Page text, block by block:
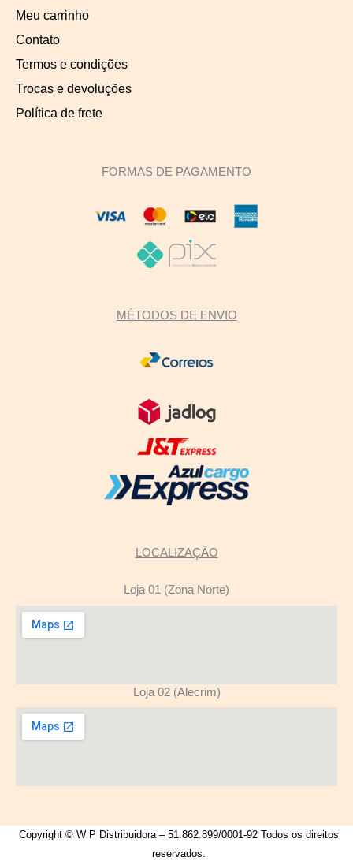
Meu carrinho
Contato
Termos e condições
Trocas e devoluções
Política de frete
FORMAS DE PAGAMENTO
MÉTODOS DE ENVIO
LOCALIZAÇÃO
Loja 01 (Zona Norte)
Loja 02 (Alecrim)
Copyright © W P Distribuidora – 51.862.899/0001-92 Todos os direitos
reservados.